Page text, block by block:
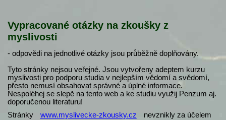
Vypracované otázky na zkoušky z
myslivosti
- odpovědi na jednotlivé otázky jsou průběžně doplňovány.
Tyto stránky nejsou veřejné. Jsou vytvořeny adeptem kurzu
myslivosti pro podporu studia v nejlepším vědomí a svědomí,
přesto nemusí obsahovat správné a úplné informace.
Nespoléhej se slepě na tento web a ke studiu využij Penzum aj.
doporučenou literaturu!
Stránky
www.myslivecke-zkousky.cz
nevznikly za účelem